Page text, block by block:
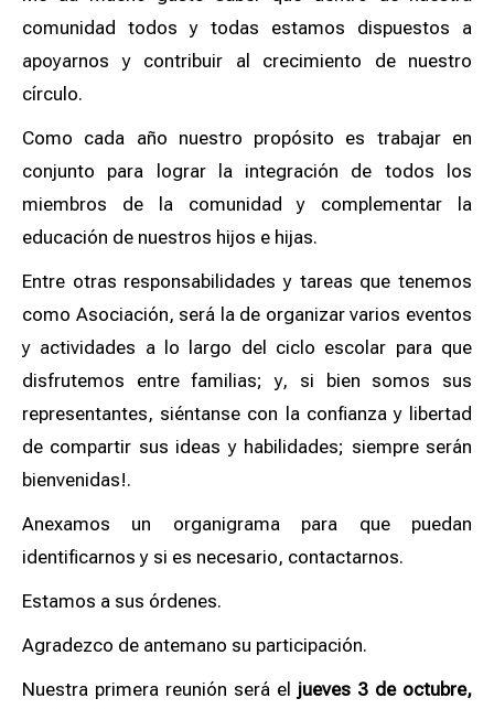
comunidad todos y todas estamos dispuestos a
apoyarnos y contribuir al crecimiento de nuestro
círculo.
Como cada año nuestro propósito es trabajar en
conjunto para lograr la integración de todos los
miembros de la comunidad y complementar la
educación de nuestros hijos e hijas.
Entre otras responsabilidades y tareas que tenemos
como Asociación, será la de organizar varios eventos
y actividades a lo largo del ciclo escolar para que
disfrutemos entre familias; y, si bien somos sus
representantes, siéntanse con la confianza y libertad
de compartir sus ideas y habilidades; siempre serán
bienvenidas!.
Anexamos un organigrama para que puedan
identificarnos y si es necesario, contactarnos.
Estamos a sus órdenes.
Agradezco de antemano su participación.
Nuestra primera reunión será el jueves 3 de octubre,